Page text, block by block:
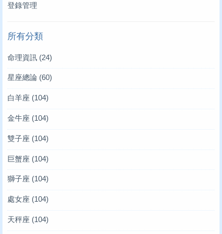
登錄管理
所有分類
命理資訊 (24)
星座總論 (60)
白羊座 (104)
金牛座 (104)
雙子座 (104)
巨蟹座 (104)
獅子座 (104)
處女座 (104)
天秤座 (104)